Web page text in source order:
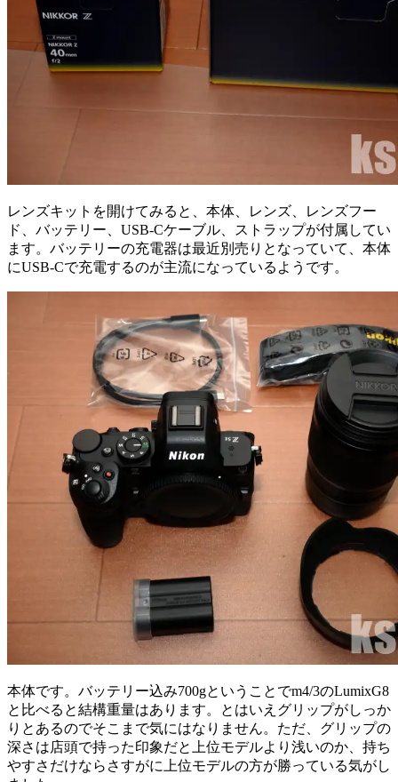
レンズキットを開けてみると、本体、レンズ、レンズフー
ド、バッテリー、USB-Cケーブル、ストラップが付属してい
ます。バッテリーの充電器は最近別売りとなっていて、本体
にUSB-Cで充電するのが主流になっているようです。
本体です。バッテリー込み700gということでm4/3のLumixG8
と比べると結構重量はあります。とはいえグリップがしっか
りとあるのでそこまで気にはなりません。ただ、グリップの
深さは店頭で持った印象だと上位モデルより浅いのか、持ち
やすさだけならさすがに上位モデルの方が勝っている気がし